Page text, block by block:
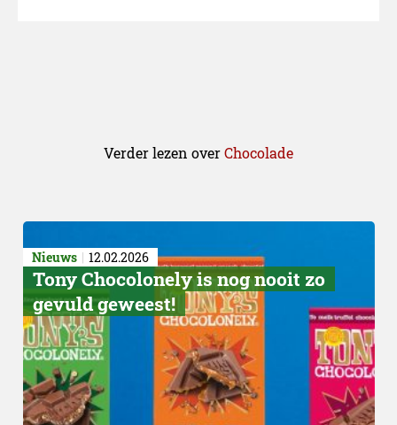
Verder lezen overChocolade
Nieuws 12.02.2026
Tony Chocolonely is nog nooit zo
gevuld geweest!